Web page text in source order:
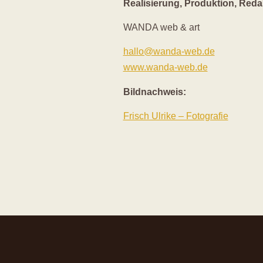
Realisierung, Produktion,
WANDA web & art
hallo@wanda-web.de
www.wanda-web.de
Bildnachweis:
Frisch Ulrike – Fotografie